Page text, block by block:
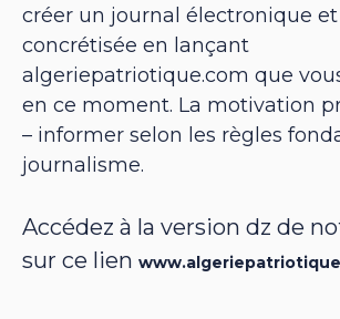
créer un journal électronique et
concrétisée en lançant
algeriepatriotique.com que
en ce moment. La motivation
– informer selon les règles
journalisme.
Accédez à la version dz de
sur ce lien